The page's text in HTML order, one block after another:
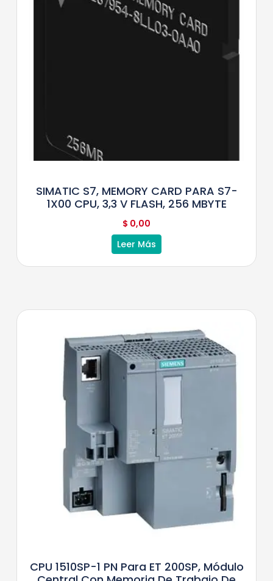
SIMATIC S7, MEMORY CARD PARA S7-
1X00 CPU, 3,3 V FLASH, 256 MBYTE
$ 0,00
Leer Más
CPU 1510SP-1 PN Para ET 200SP, Módulo